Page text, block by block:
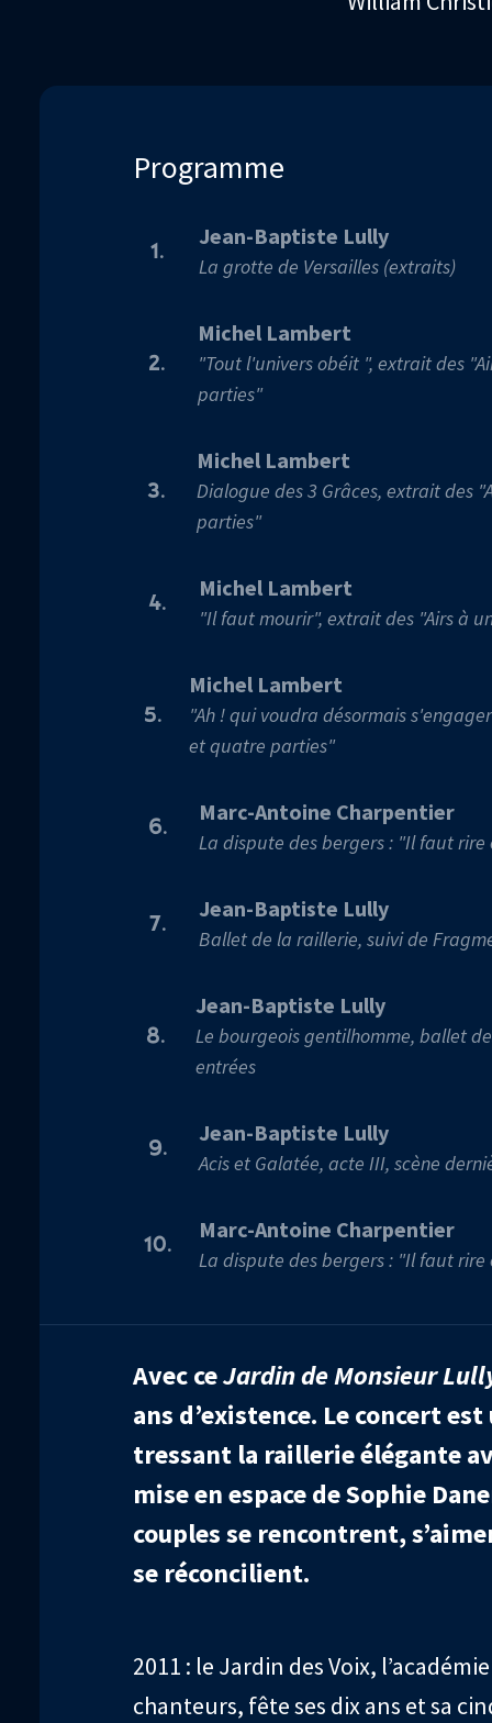
Programme
1.
Jean-Baptiste Lully
La grotte de Versailles (extraits)
2.
Michel Lambert
"Tout l'univers obéit ", extrait des
parties"
3.
Michel Lambert
Dialogue des 3 Grâces, extrait des
parties"
4.
Michel Lambert
"Il faut mourir", extrait des "Airs à
5.
Michel Lambert
"Ah ! qui voudra désormais
et quatre parties"
6.
Marc-Antoine Charpentier
La dispute des bergers : "Il faut rire
7.
Jean-Baptiste Lully
Ballet de la raillerie, suivi de
8.
Jean-Baptiste Lully
Le bourgeois gentilhomme, ballet
entrées
9.
Jean-Baptiste Lully
Acis et Galatée, acte III, scène
10.
Marc-Antoine Charpentier
La dispute des bergers : "Il faut rire
Avec ceJardin de Monsieur
ans d’existence. Le concert
tressant la raillerie élégante
mise en espace de Sophie
couples se rencontrent,
se réconcilient.
2011 : le Jardin des Voix,
chanteurs, fête ses dix ans et sa